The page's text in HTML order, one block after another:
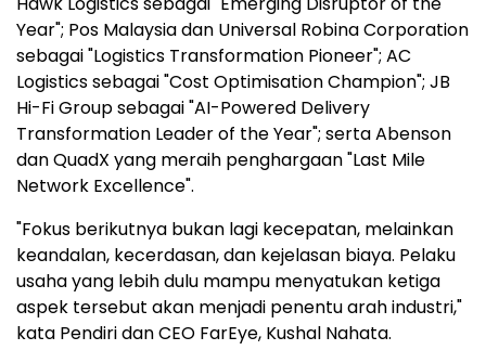
Year"; Pos Malaysia dan Universal Robina Corporation
sebagai "Logistics Transformation Pioneer"; AC
Logistics sebagai "Cost Optimisation Champion"; JB
Hi-Fi Group sebagai "AI-Powered Delivery
Transformation Leader of the Year"; serta Abenson
dan QuadX yang meraih penghargaan "Last Mile
Network Excellence".
"Fokus berikutnya bukan lagi kecepatan, melainkan
keandalan, kecerdasan, dan kejelasan biaya. Pelaku
usaha yang lebih dulu mampu menyatukan ketiga
aspek tersebut akan menjadi penentu arah industri,"
kata Pendiri dan CEO FarEye, Kushal Nahata.